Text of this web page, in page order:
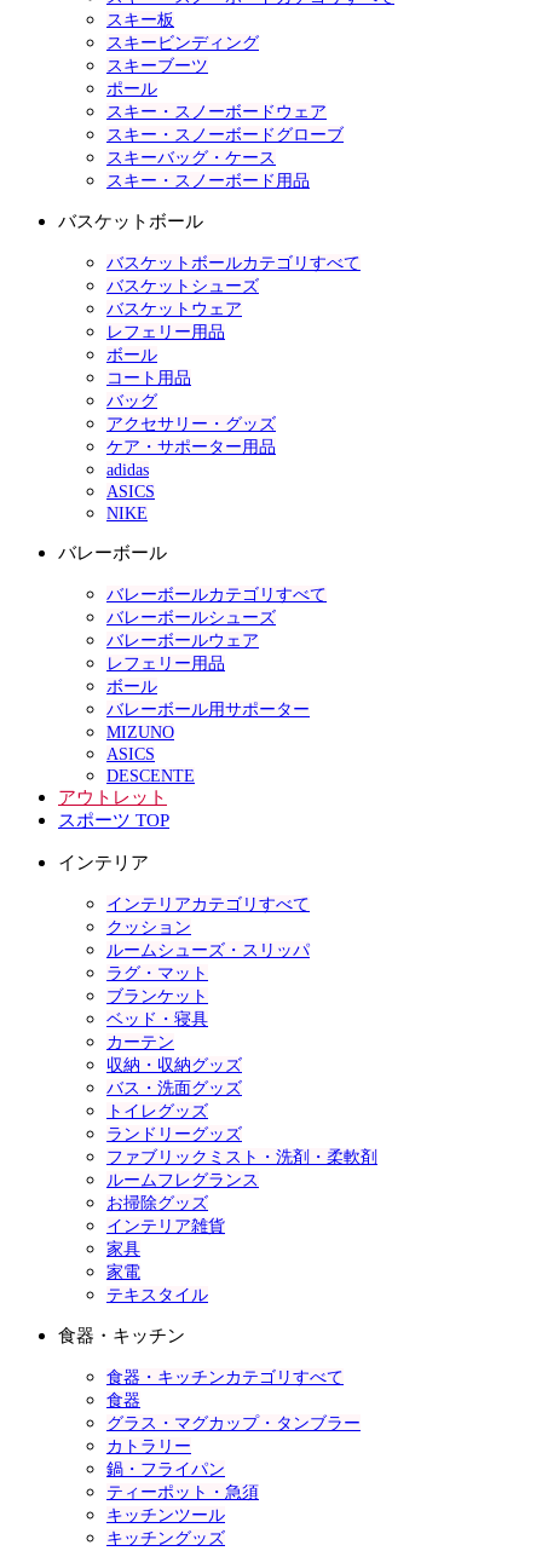
スキー板
スキービンディング
スキーブーツ
ポール
スキー・スノーボードウェア
スキー・スノーボードグローブ
スキーバッグ・ケース
スキー・スノーボード用品
バスケットボール
バスケットボールカテゴリすべて
バスケットシューズ
バスケットウェア
レフェリー用品
ボール
コート用品
バッグ
アクセサリー・グッズ
ケア・サポーター用品
adidas
ASICS
NIKE
バレーボール
バレーボールカテゴリすべて
バレーボールシューズ
バレーボールウェア
レフェリー用品
ボール
バレーボール用サポーター
MIZUNO
ASICS
DESCENTE
アウトレット
スポーツ TOP
インテリア
インテリアカテゴリすべて
クッション
ルームシューズ・スリッパ
ラグ・マット
ブランケット
ベッド・寝具
カーテン
収納・収納グッズ
バス・洗面グッズ
トイレグッズ
ランドリーグッズ
ファブリックミスト・洗剤・柔軟剤
ルームフレグランス
お掃除グッズ
インテリア雑貨
家具
家電
テキスタイル
食器・キッチン
食器・キッチンカテゴリすべて
食器
グラス・マグカップ・タンブラー
カトラリー
鍋・フライパン
ティーポット・急須
キッチンツール
キッチングッズ